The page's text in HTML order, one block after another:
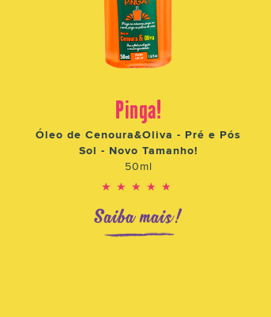
Pinga!
Óleo de Cenoura&Oliva - Pré e Pós
Sol - Novo Tamanho!
50ml
★★★★★
Saiba mais!